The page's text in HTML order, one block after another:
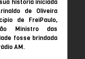
história iniciada
de Oliveira
de FreiPaulo,
Ministro das
fosse brindada
AM.